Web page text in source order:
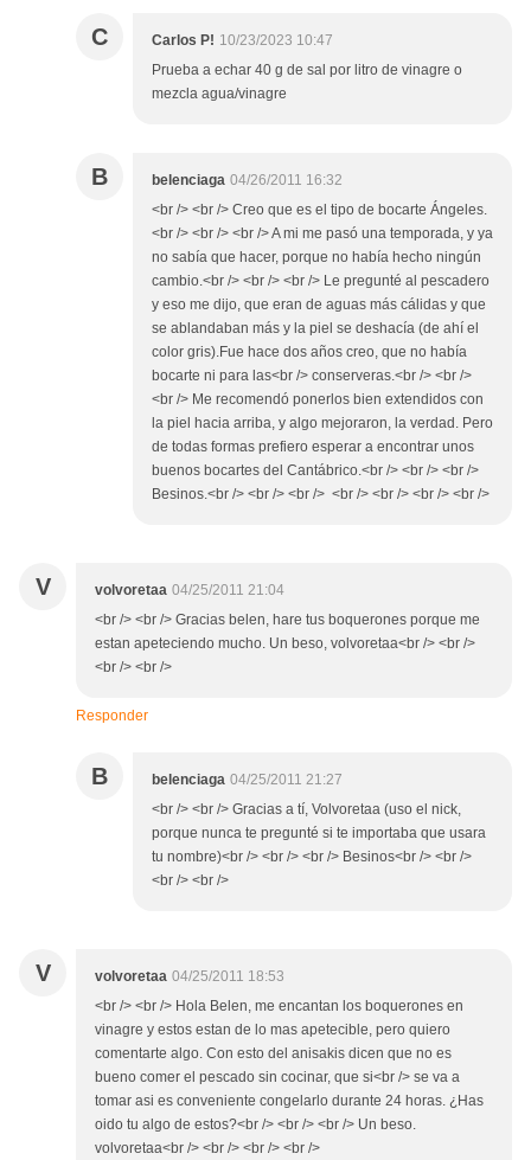
C Carlos P! 10/23/2023 10:47
Prueba a echar 40 g de sal por litro de vinagre o
mezcla agua/vinagre
B belenciaga 04/26/2011 16:32
<br /> <br /> Creo que es el tipo de bocarte Ángeles.
<br /> <br /> <br /> A mi me pasó una temporada, y ya
no sabía que hacer, porque no había hecho ningún
cambio.<br /> <br /> <br /> Le pregunté al pescadero
y eso me dijo, que eran de aguas más cálidas y que
se ablandaban más y la piel se deshacía (de ahí el
color gris).Fue hace dos años creo, que no había
bocarte ni para las<br /> conserveras.<br /> <br />
<br /> Me recomendó ponerlos bien extendidos con
la piel hacia arriba, y algo mejoraron, la verdad. Pero
de todas formas prefiero esperar a encontrar unos
buenos bocartes del Cantábrico.<br /> <br /> <br />
Besinos.<br /> <br /> <br /> <br /> <br /> <br /> <br />
V volvoretaa 04/25/2011 21:04
<br /> <br /> Gracias belen, hare tus boquerones porque me
estan apeteciendo mucho. Un beso, volvoretaa<br /> <br />
<br /> <br />
Responder
B belenciaga 04/25/2011 21:27
<br /> <br /> Gracias a tí, Volvoretaa (uso el nick,
porque nunca te pregunté si te importaba que usara
tu nombre)<br /> <br /> <br /> Besinos<br /> <br />
<br /> <br />
V volvoretaa 04/25/2011 18:53
<br /> <br /> Hola Belen, me encantan los boquerones en
vinagre y estos estan de lo mas apetecible, pero quiero
comentarte algo. Con esto del anisakis dicen que no es
bueno comer el pescado sin cocinar, que si<br /> se va a
tomar asi es conveniente congelarlo durante 24 horas. ¿Has
oido tu algo de estos?<br /> <br /> <br /> Un beso.
volvoretaa<br /> <br /> <br /> <br />